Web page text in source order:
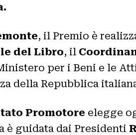
, il Premio è
del Libro, il
per i Beni e le
della Repubblica
Promotore elegge
è guidata dai Presidenti